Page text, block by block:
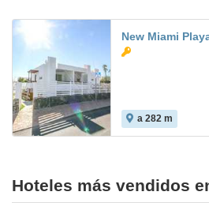
New Miami
a 282 m
Hoteles más vendidos